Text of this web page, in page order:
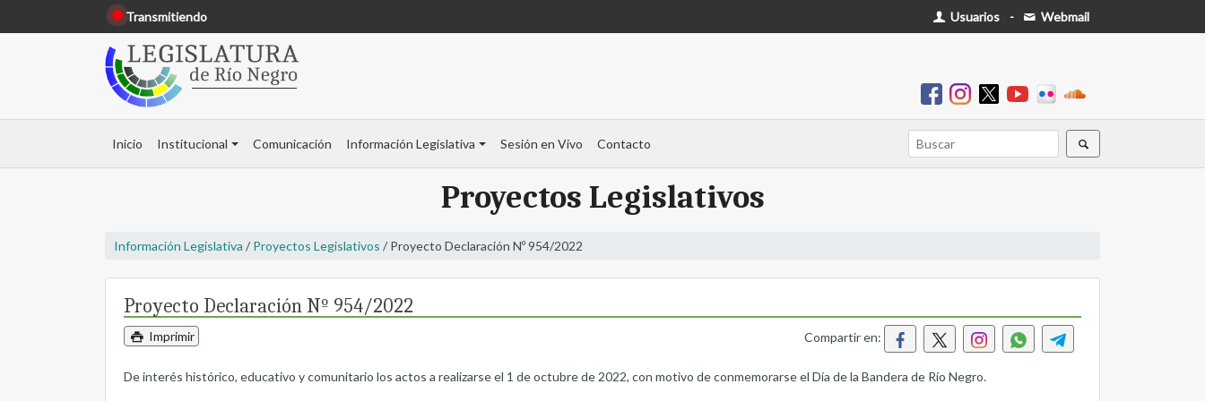
Transmitiendo Usuarios - Webmail
Inicio Institucional Comunicación Información Legislativa Sesión en Vivo Contacto
Proyectos Legislativos
Información Legislativa / Proyectos Legislativos / Proyecto Declaración Nº 954/2022
Proyecto Declaración Nº 954/2022
Imprimir Compartir en:
De interés histórico, educativo y comunitario los actos a realizarse el 1 de octubre de 2022, con motivo de conmemorarse el Día de la Bandera de Río Negro.